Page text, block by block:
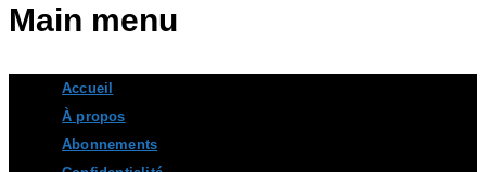
Main menu
content
Accueil
À propos
Abonnements